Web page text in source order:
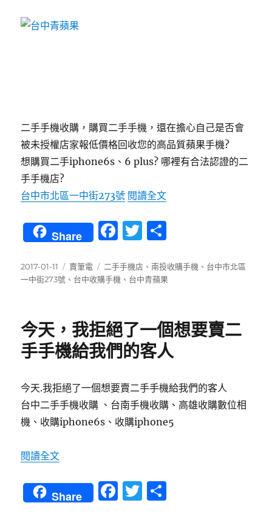
二手手機收購，購買二手手機，還在擔心自己是否會
被未授權店家報低價格回收您的高品質蘋果手機?
想購買二手iphone6s、6 plus? 哪裡有合法認證的二
手手機店?
台中市北區一中街273號 閱讀全文〈南投收購手機-
Share
F
c
e
o
o
k
T
it
te
發
佈
2017-01-11
分
類
賣筆電
標
籤
二手手機店 、南投收購手機 、 台中市北區
一中街273號 、 台中收購手機 、 台中青蘋果
今天，我拒絕了一個想要賣二
手手機給我們的客人
今天.我拒絕了一個想要賣二手手機給我們的客人
台中二手手機收購 、台南手機收購、高雄收購數位相
機、收購iphone6s、收購iphone5
閱讀全文〈今天，我拒絕了一個想要賣二手手機給我們的
Share
F
T